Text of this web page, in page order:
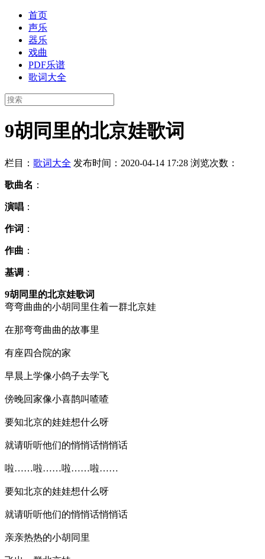
首页
声乐
器乐
戏曲
PDF乐谱
歌词大全
9胡同里的北京娃歌词
栏目： 歌词大全 发布时间：2020-04-14 17:28 浏览次数：
歌曲名 ：
演唱 ：
作词 ：
作曲 ：
基调 ：
9胡同里的北京娃歌词
弯弯曲曲的小胡同里住着一群北京娃
在那弯弯曲曲的故事里
有座四合院的家
早晨上学像小鸽子去学飞
傍晚回家像小喜鹊叫喳喳
要知北京的娃娃想什么呀
就请听听他们的悄悄话悄悄话
啦……啦……啦……啦……
要知北京的娃娃想什么呀
就请听听他们的悄悄话悄悄话
亲亲热热的小胡同里